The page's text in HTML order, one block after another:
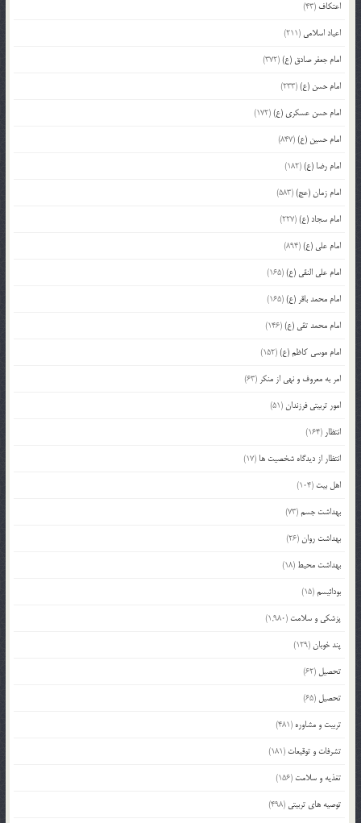
اعتکاف (43)
اعیاد اسلامی (211)
امام جعفر صادق (ع)(372)
امام حسن (ع)(233)
امام حسن عسکری (ع)(172)
امام حسین (ع)(847)
امام رضا (ع)(182)
امام زمان (عج)(583)
امام سجاد (ع)(227)
امام علی (ع)(894)
امام علی النقی (ع)(165)
امام محمد باقر (ع)(165)
امام محمد تقی (ع)(146)
امام موسی کاظم (ع)(152)
امر به معروف و نهی از منکر (63)
امور تربیتی فرزندان(51)
انتظار (164)
انتظار از دیدگاه شخصیت ها (17)
اهل بیت (104)
بهداشت جسم(73)
بهداشت روان(26)
بهداشت محیط (18)
بودائیسم(15)
پزشکی و سلامت (1,980)
پند خوبان(129)
تحصیل (62)
تحصیل (65)
تربیت و مشاوره (481)
تشرفات و توقیعات (181)
تغذیه و سلامت (156)
توصیه های تربیتی (498)